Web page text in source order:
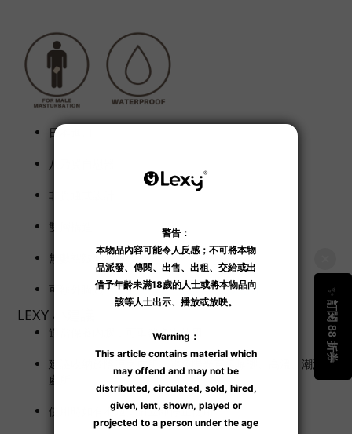
日本進口。
八乃翼自慰器。
非貫通式設計。
雙層構造。
無數褶皺刺激龜頭。
可額外購買極上快感 八乃翼の淫汁 80 毫升
LEXY 小建議
適當保養內膠，可重覆多次使用。
建議收納於陰涼之處所，避免陽光直接曝曬、高溫、潮濕之
處所。
使用時如有不適，請立即停止使用。